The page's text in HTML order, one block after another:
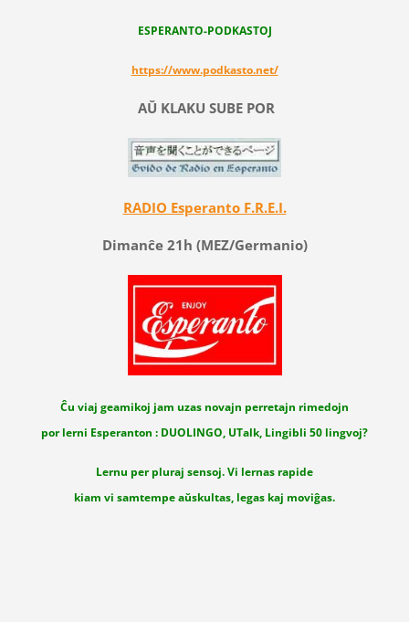
ESPERANTO-PODKASTOJ
https://www.podkasto.net/
AŬ KLAKU SUBE POR
RADIO Esperanto F.R.E.I.
Dimanĉe 21h (MEZ/Germanio)
Ĉu viaj geamikoj jam uzas novajn perretajn rimedojn
por lerni Esperanton : DUOLINGO, UTalk, Lingibli 50 lingvoj?
Lernu per pluraj sensoj. Vi lernas rapide
kiam vi samtempe aŭskultas, legas kaj moviĝas.